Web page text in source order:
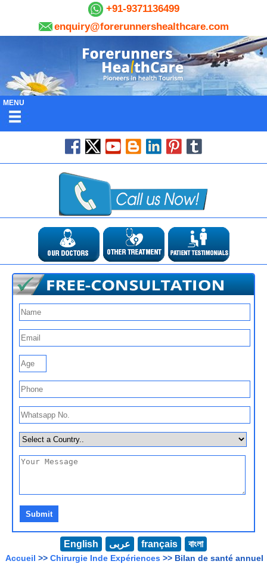
+91-9371136499
enquiry@forerunnershealthcare.com
MENU
English عربى français বাংলা
Accueil >> Chirurgie Inde Expériences >> Bilan de santé annuel